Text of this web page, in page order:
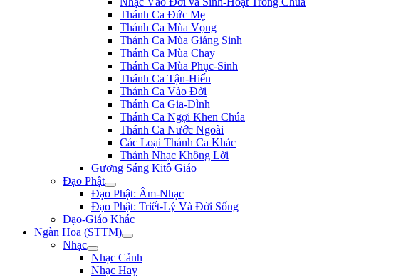
Thánh Ca Đức Mẹ
Thánh Ca Mùa Vọng
Thánh Ca Mùa Giáng Sinh
Thánh Ca Mùa Chay
Thánh Ca Mùa Phục-Sinh
Thánh Ca Tận-Hiến
Thánh Ca Vào Đời
Thánh Ca Gia-Đình
Thánh Ca Ngợi Khen Chúa
Thánh Ca Nước Ngoài
Các Loại Thánh Ca Khác
Thánh Nhạc Không Lời
Gương Sáng Kitô Giáo
Đạo Phật
Đạo Phật: Âm-Nhạc
Đạo Phật: Triết-Lý Và Đời Sống
Đạo-Giáo Khác
Ngàn Hoa (STTM)
Nhạc
Nhạc Cảnh
Nhạc Hay